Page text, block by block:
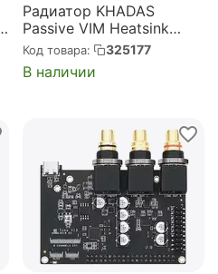
Радиатор KHADAS
Passive VIM Heatsink
designed for VIM1 / 2/3 /
3L, Edge-V, Aluminum,
Black, VIMs Thermal Pad
Код товара: 325177
В наличии